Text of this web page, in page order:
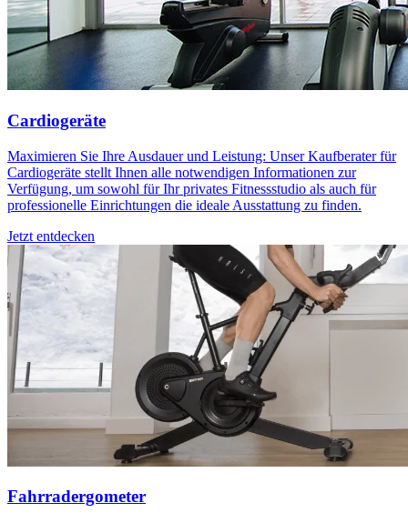
Cardiogeräte
Maximieren Sie Ihre Ausdauer und Leistung: Unser Kaufberater für
Cardiogeräte stellt Ihnen alle notwendigen Informationen zur
Verfügung, um sowohl für Ihr privates Fitnessstudio als auch für
professionelle Einrichtungen die ideale Ausstattung zu finden.
Jetzt entdecken
Fahrradergometer